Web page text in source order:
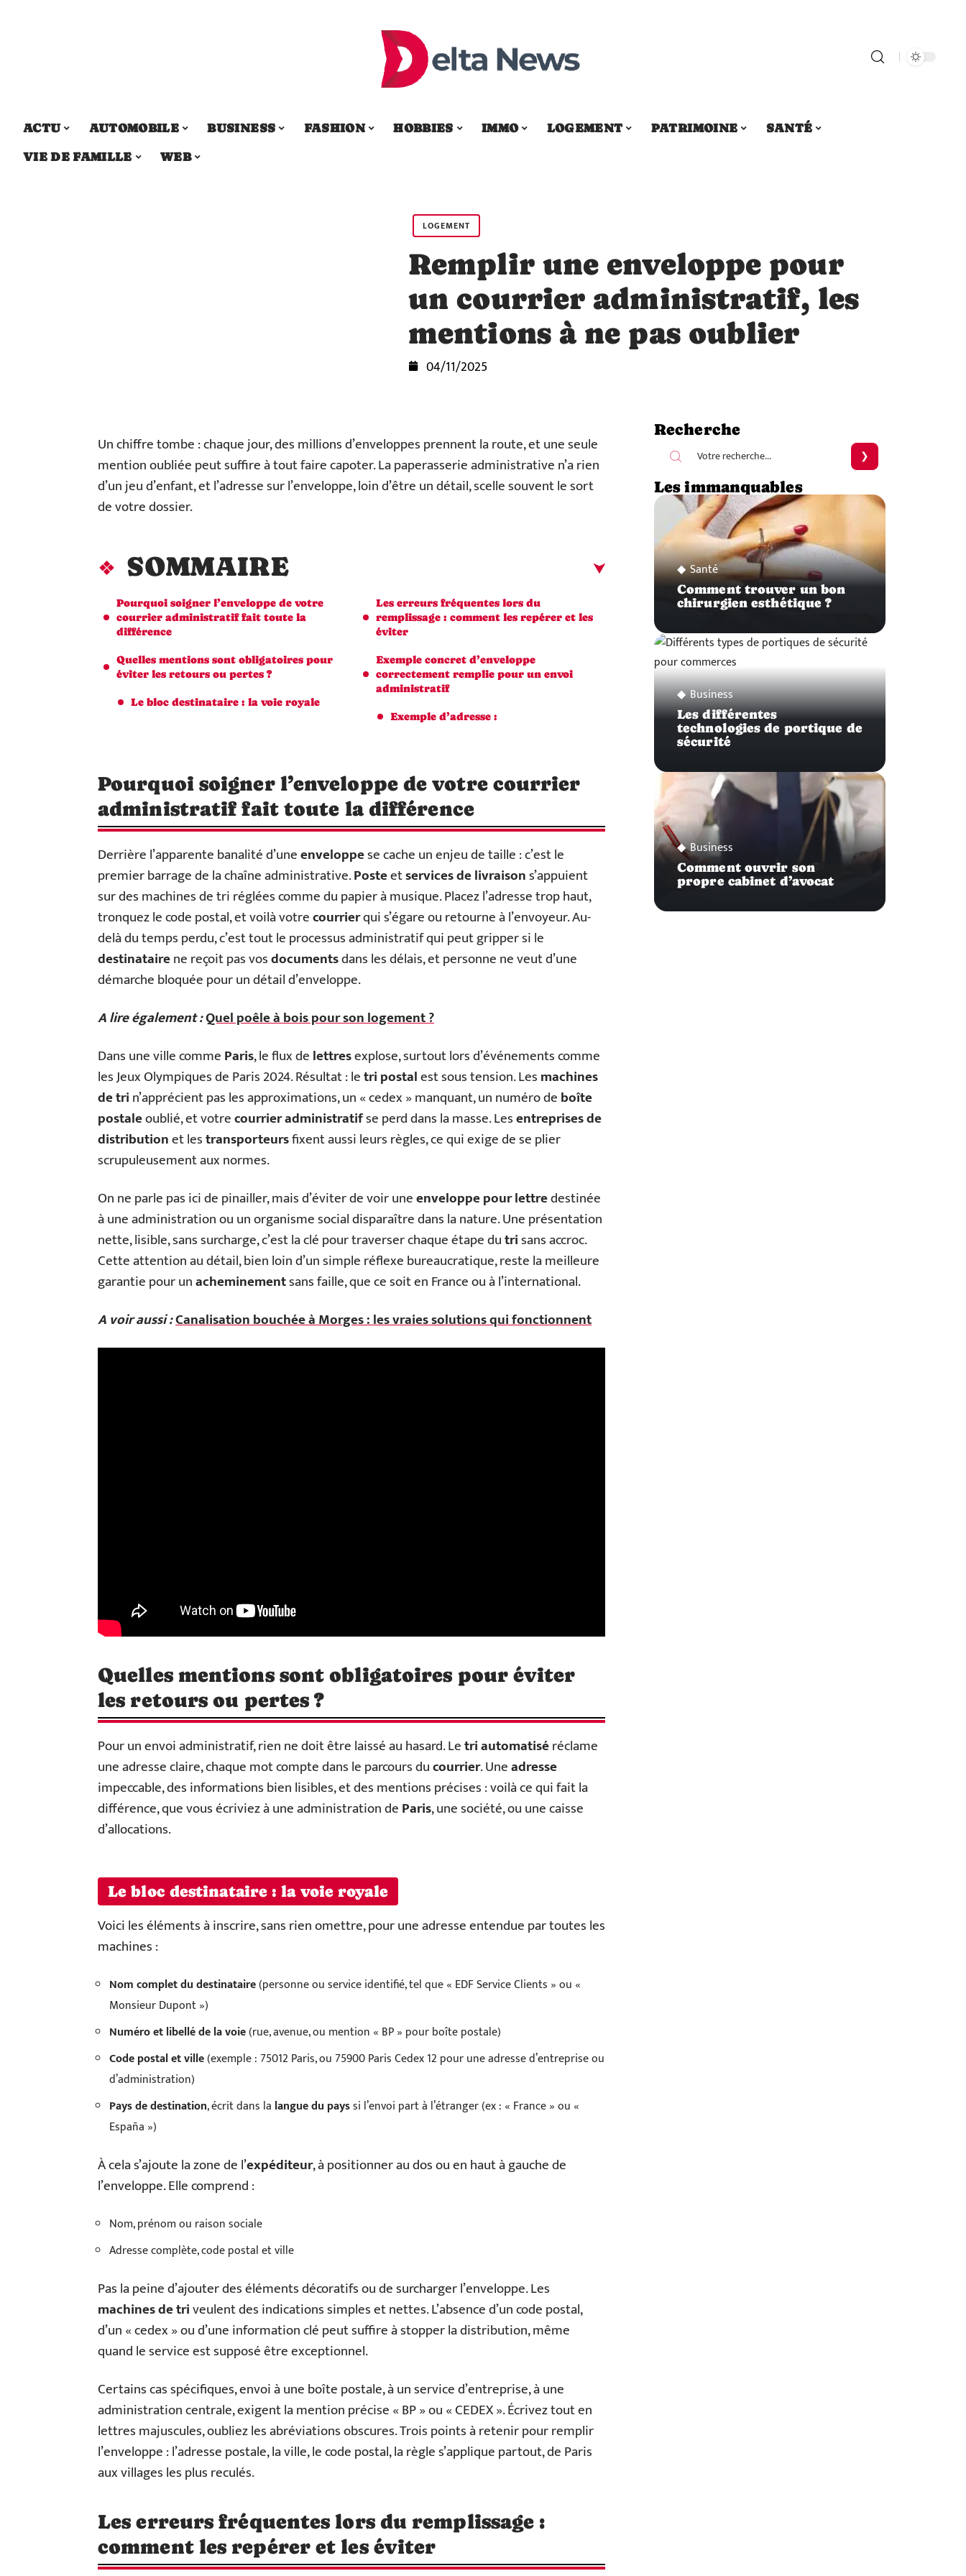
ACTU AUTOMOBILE BUSINESS FASHION HOBBIES IMMO LOGEMENT PATRIMOINE
SANTÉ
VIE DE FAMILLE
WEB
LOGEMENT
Remplir une enveloppe pour
un courrier administratif, les
mentions à ne pas oublier
04/11/2025
Un chiffre tombe : chaque jour, des millions d’enveloppes prennent la route, et une seule
mention oubliée peut suffire à tout faire capoter. La paperasserie administrative n’a rien
d’un jeu d’enfant, et l’adresse sur l’enveloppe, loin d’être un détail, scelle souvent le sort
de votre dossier.
SOMMAIRE
Pourquoi soigner l’enveloppe de votre
courrier administratif fait toute la
différence
Quelles mentions sont obligatoires pour
éviter les retours ou pertes ?
Le bloc destinataire : la voie royale
Les erreurs fréquentes lors du
remplissage : comment les repérer et les
éviter
Exemple concret d’enveloppe
correctement remplie pour un envoi
administratif
Exemple d’adresse :
Pourquoi soigner l’enveloppe de votre courrier
administratif fait toute la différence
Derrière l’apparente banalité d’uneenveloppese cache un enjeu de taille : c’est le
premier barrage de la chaîne administrative.Posteetservices de livraisons’appuient
sur des machines de tri réglées comme du papier à musique. Placez l’adresse trop haut,
tronquez le code postal, et voilà votrecourrierqui s’égare ou retourne à l’envoyeur. Au-
delà du temps perdu, c’est tout le processus administratif qui peut gripper si le
destinatairene reçoit pas vosdocumentsdans les délais, et personne ne veut d’une
démarche bloquée pour un détail d’enveloppe.
A lire également :Quel poêle à bois pour son logement ?
Dans une ville commeParis, le flux delettresexplose, surtout lors d’événements comme
les Jeux Olympiques de Paris 2024. Résultat : letri postalest sous tension. Lesmachines
de trin’apprécient pas les approximations, un « cedex » manquant, un numéro deboîte
postaleoublié, et votrecourrier administratifse perd dans la masse. Lesentreprises de
distributionet lestransporteursfixent aussi leurs règles, ce qui exige de se plier
scrupuleusement aux normes.
On ne parle pas ici de pinailler, mais d’éviter de voir uneenveloppe pour lettredestinée
à une administration ou un organisme social disparaître dans la nature. Une présentation
nette, lisible, sans surcharge, c’est la clé pour traverser chaque étape dutrisans accroc.
Cette attention au détail, bien loin d’un simple réflexe bureaucratique, reste la meilleure
garantie pour unacheminementsans faille, que ce soit en France ou à l’international.
A voir aussi :Canalisation bouchée à Morges : les vraies solutions qui fonctionnent
Quelles mentions sont obligatoires pour éviter
les retours ou pertes ?
Pour un envoi administratif, rien ne doit être laissé au hasard. Letri automatiséréclame
une adresse claire, chaque mot compte dans le parcours ducourrier. Uneadresse
impeccable, des informations bien lisibles, et des mentions précises : voilà ce qui fait la
différence, que vous écriviez à une administration deParis, une société, ou une caisse
d’allocations.
Le bloc destinataire : la voie royale
Voici les éléments à inscrire, sans rien omettre, pour une adresse entendue par toutes les
machines :
Nom complet du destinataire(personne ou service identifié, tel que « EDF Service Clients » ou «
Monsieur Dupont »)
Numéro et libellé de la voie(rue, avenue, ou mention « BP » pour boîte postale)
Code postal et ville(exemple : 75012 Paris, ou 75900 Paris Cedex 12 pour une adresse d’entreprise ou
d’administration)
Pays de destination, écrit dans la langue du payssi l’envoi part à l’étranger (ex : « France » ou «
España »)
À cela s’ajoute la zone de l’expéditeur, à positionner au dos ou en haut à gauche de
l’enveloppe. Elle comprend :
Nom, prénom ou raison sociale
Adresse complète, code postal et ville
Pas la peine d’ajouter des éléments décoratifs ou de surcharger l’enveloppe. Les
machines de triveulent des indications simples et nettes. L’absence d’un code postal,
d’un « cedex » ou d’une information clé peut suffire à stopper la distribution, même
quand le service est supposé être exceptionnel.
Certains cas spécifiques, envoi à une boîte postale, à un service d’entreprise, à une
administration centrale, exigent la mention précise « BP » ou « CEDEX ». Écrivez tout en
lettres majuscules, oubliez les abréviations obscures. Trois points à retenir pour remplir
l’enveloppe : l’adresse postale, la ville, le code postal, la règle s’applique partout, de Paris
aux villages les plus reculés.
Les erreurs fréquentes lors du remplissage :
comment les repérer et les éviter
Recherche
Les immanquables
Santé
Comment trouver un bon
chirurgien esthétique ?
Business
Les différentes
technologies de portique de
sécurité
Business
Comment ouvrir son
propre cabinet d’avocat